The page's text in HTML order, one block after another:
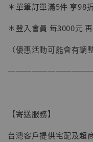
＊單筆訂單滿5件 享98折
＊登入會員 每3000元 再
（優惠活動可能會有調
【寄送服務】
台灣客戶提供宅配及超